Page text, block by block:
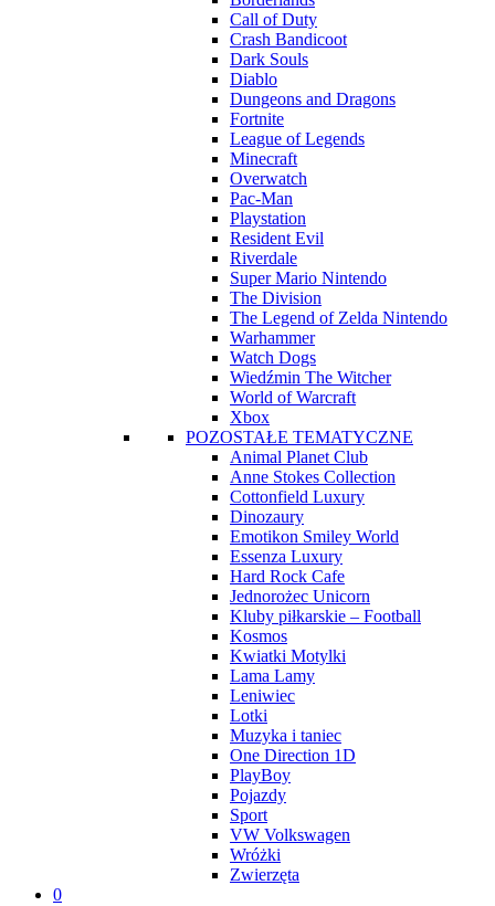
Call of Duty
Crash Bandicoot
Dark Souls
Diablo
Dungeons and Dragons
Fortnite
League of Legends
Minecraft
Overwatch
Pac-Man
Playstation
Resident Evil
Riverdale
Super Mario Nintendo
The Division
The Legend of Zelda Nintendo
Warhammer
Watch Dogs
Wiedźmin The Witcher
World of Warcraft
Xbox
POZOSTAŁE TEMATYCZNE
Animal Planet Club
Anne Stokes Collection
Cottonfield Luxury
Dinozaury
Emotikon Smiley World
Essenza Luxury
Hard Rock Cafe
Jednorożec Unicorn
Kluby piłkarskie – Football
Kosmos
Kwiatki Motylki
Lama Lamy
Leniwiec
Lotki
Muzyka i taniec
One Direction 1D
PlayBoy
Pojazdy
Sport
VW Volkswagen
Wróżki
Zwierzęta
0